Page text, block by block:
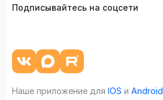
Подписывайтесь на соцсети
Наше приложение для IOS и Android